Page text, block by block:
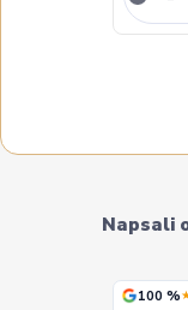
Napsali
100 %